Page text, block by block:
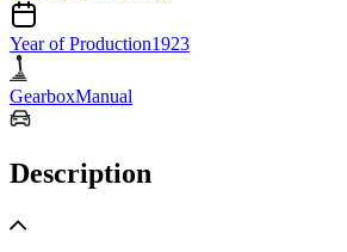
Year of Production1923
GearboxManual
Description